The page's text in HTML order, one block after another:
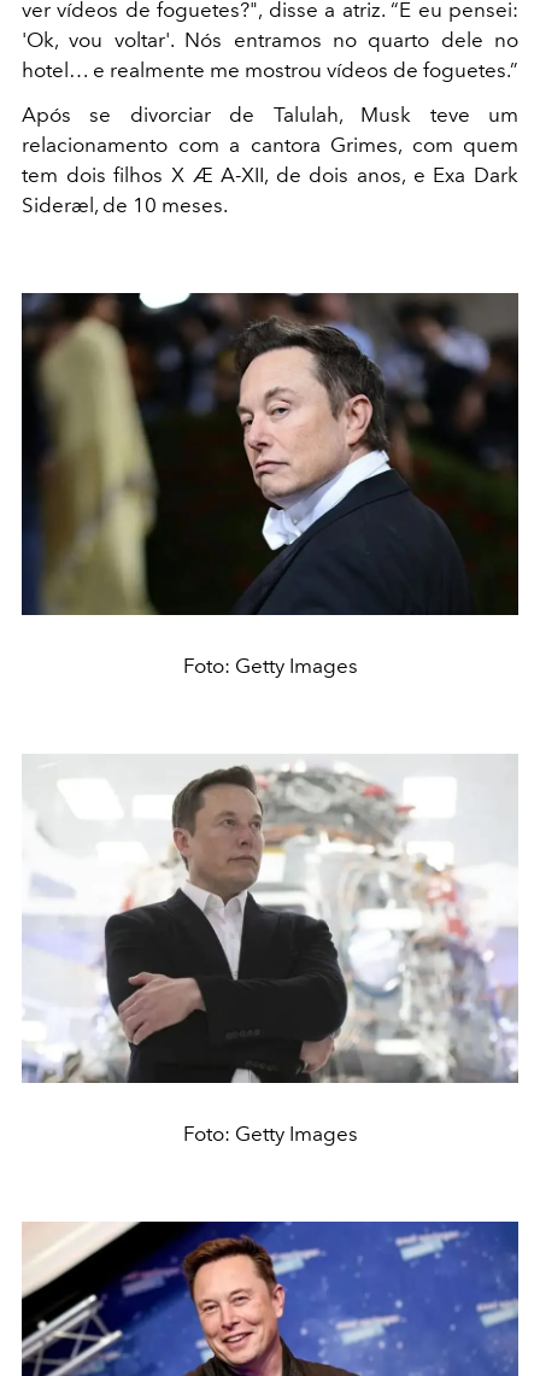
ver vídeos de foguetes?", disse a atriz. “E eu pensei:
'Ok, vou voltar'. Nós entramos no quarto dele no
hotel… e realmente me mostrou vídeos de foguetes.”
Após se divorciar de Talulah, Musk teve um
relacionamento com a cantora Grimes, com quem
tem dois filhos X Æ A-XII, de dois anos, e Exa Dark
Sideræl, de 10 meses.
Foto: Getty Images
Foto: Getty Images